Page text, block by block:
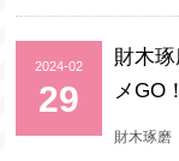
2024-02
29
財木
メGO
財木琢磨